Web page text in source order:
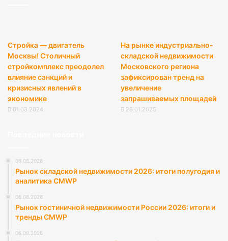
Стройка — двигатель
Москвы! Столичный
стройкомплекс преодолел
влияние санкций и
кризисных явлений в
экономике
01.03.2024
На рынке индустриально-
складской недвижимости
Московского региона
зафиксирован тренд на
увеличение
запрашиваемых площадей
26.01.2025
06.08.2026
Рынок складской недвижимости 2026: итоги полугодия и
аналитика CMWP
06.08.2026
Рынок гостиничной недвижимости России 2026: итоги и
тренды CMWP
06.08.2026